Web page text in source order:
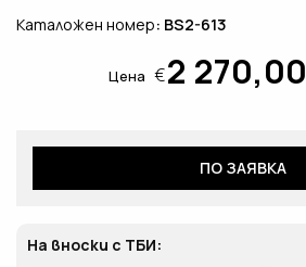
Каталожен номер: BS2-613
Цена €2 270,00
ПО ЗАЯВКА
На вноски с ТБИ: